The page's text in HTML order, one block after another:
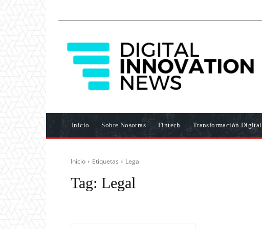
Inicio Sobre Nosotras Fintech Transformación Digital
Inicio Etiquetas Legal
Tag: Legal